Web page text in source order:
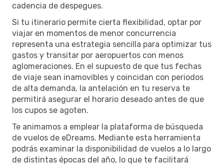
cadencia de despegues.
Si tu itinerario permite cierta flexibilidad, optar por
viajar en momentos de menor concurrencia
representa una estrategia sencilla para optimizar tus
gastos y transitar por aeropuertos con menos
aglomeraciones. En el supuesto de que tus fechas
de viaje sean inamovibles y coincidan con periodos
de alta demanda, la antelación en tu reserva te
permitirá asegurar el horario deseado antes de que
los cupos se agoten.
Te animamos a emplear la plataforma de búsqueda
de vuelos de eDreams. Mediante esta herramienta
podrás examinar la disponibilidad de vuelos a lo largo
de distintas épocas del año, lo que te facilitará